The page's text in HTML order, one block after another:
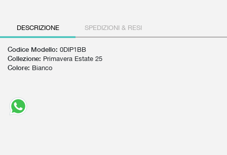
GIFT CARD
DESCRIZIONE SPEDIZIONI & RESI
Codice Modello: 0DIP1BB
Collezione: Primavera Estate 25
Colore: Bianco